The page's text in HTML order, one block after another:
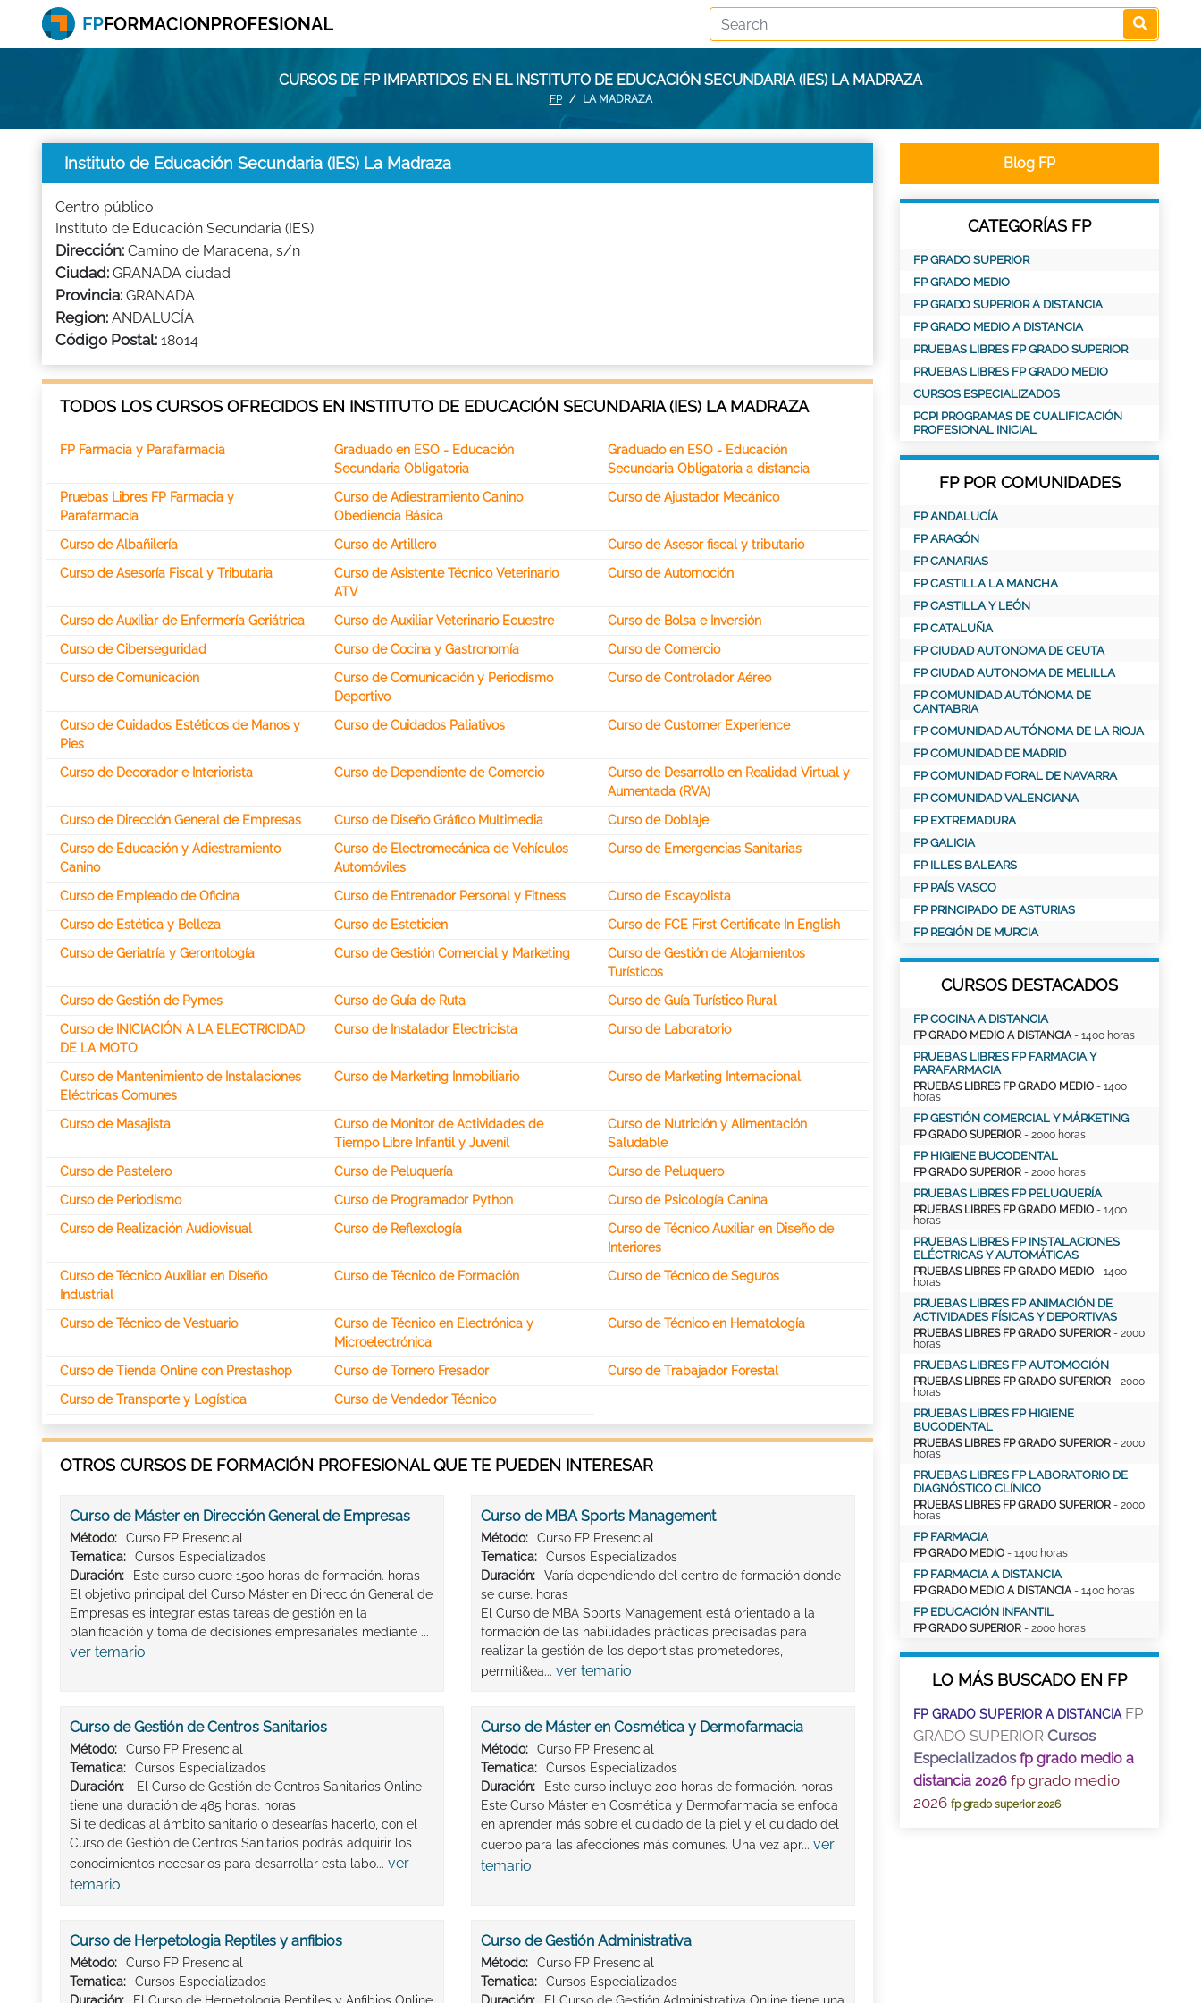
CURSOS DE FP IMPARTIDOS EN EL INSTITUTO DE EDUCACIÓN SECUNDARIA (IES) LA MADRAZA
FP LA MADRAZA
Instituto de Educación Secundaria (IES) La Madraza
Centro público
Instituto de Educación Secundaria (IES)
Dirección: Camino de Maracena, s/n
Ciudad: GRANADA ciudad
Provincia: GRANADA
Region: ANDALUCÍA
Código Postal: 18014
TODOS LOS CURSOS OFRECIDOS EN INSTITUTO DE EDUCACIÓN SECUNDARIA (IES) LA MADRAZA
FP Farmacia y Parafarmacia
Graduado en ESO - Educación
Secundaria Obligatoria
Graduado en ESO - Educación
Secundaria Obligatoria a distancia
Pruebas Libres FP Farmacia y
Parafarmacia
Curso de Adiestramiento Canino
Obediencia Básica
Curso de Ajustador Mecánico
Curso de Albañilería Curso de Artillero
Curso de Asesor fiscal y tributario
Curso de Asesoría Fiscal y Tributaria
Curso de Asistente Técnico Veterinario
ATV
Curso de Automoción
Curso de Auxiliar de Enfermería Geriátrica Curso de Auxiliar Veterinario Ecuestre
Curso de Bolsa e Inversión
Curso de Ciberseguridad
Curso de Cocina y Gastronomía
Curso de Comercio
Curso de Comunicación
Curso de Comunicación y Periodismo
Deportivo
Curso de Controlador Aéreo
Curso de Cuidados Estéticos de Manos y
Pies
Curso de Cuidados Paliativos Curso de Customer Experience
Curso de Decorador e Interiorista Curso de Dependiente de Comercio
Curso de Desarrollo en Realidad Virtual y
Aumentada (RVA)
Curso de Dirección General de Empresas
Curso de Diseño Gráfico Multimedia
Curso de Doblaje
Curso de Educación y Adiestramiento
Canino
Curso de Electromecánica de Vehículos
Automóviles
Curso de Emergencias Sanitarias
Curso de Empleado de Oficina Curso de Entrenador Personal y Fitness
Curso de Escayolista
Curso de Estética y Belleza
Curso de Esteticien
Curso de FCE First Certificate In English
Curso de Geriatría y Gerontología
Curso de Gestión Comercial y Marketing
Curso de Gestión de Alojamientos
Turísticos
Curso de Gestión de Pymes
Curso de Guía de Ruta
Curso de Guía Turístico Rural
Curso de INICIACIÓN A LA ELECTRICIDAD
DE LA MOTO
Curso de Instalador Electricista Curso de Laboratorio
Curso de Mantenimiento de Instalaciones
Eléctricas Comunes
Curso de Marketing Inmobiliario Curso de Marketing Internacional
Curso de Masajista
Curso de Monitor de Actividades de
Tiempo Libre Infantil y Juvenil
Curso de Nutrición y Alimentación
Saludable
Curso de Pastelero
Curso de Peluquería
Curso de Peluquero
Curso de Periodismo
Curso de Programador Python
Curso de Psicología Canina
Curso de Realización Audiovisual
Curso de Reflexología
Curso de Técnico Auxiliar en Diseño de
Interiores
Curso de Técnico Auxiliar en Diseño
Industrial
Curso de Técnico de Formación Curso de Técnico de Seguros
Curso de Técnico de Vestuario
Curso de Técnico en Electrónica y
Microelectrónica
Curso de Técnico en Hematología
Curso de Tienda Online con Prestashop Curso de Tornero Fresador
Curso de Trabajador Forestal
Curso de Transporte y Logística
Curso de Vendedor Técnico
OTROS CURSOS DE FORMACIÓN PROFESIONAL QUE TE PUEDEN INTERESAR
Curso de Máster en Dirección General de Empresas
Método:
Curso FP Presencial
Tematica:
Cursos Especializados
Duración:
Este curso cubre 1500 horas de formación. horas
El objetivo principal del Curso Máster en Dirección General de
Empresas es integrar estas tareas de gestión en la
planificación y toma de decisiones empresariales mediante ...
ver temario
Curso de MBA Sports Management
Método:
Curso FP Presencial
Tematica:
Cursos Especializados
Duración:
Varía dependiendo del centro de formación donde
se curse. horas
El Curso de MBA Sports Management está orientado a la
formación de las habilidades prácticas precisadas para
realizar la gestión de los deportistas prometedores,
permiti&ea... ver temario
Curso de Gestión de Centros Sanitarios
Método:
Curso FP Presencial
Tematica:
Cursos Especializados
Duración:
El Curso de Gestión de Centros Sanitarios Online
tiene una duración de 485 horas. horas
Si te dedicas al ámbito sanitario o desearías hacerlo, con el
Curso de Gestión de Centros Sanitarios podrás adquirir los
conocimientos necesarios para desarrollar esta labo... ver
temario
Curso de Máster en Cosmética y Dermofarmacia
Método:
Curso FP Presencial
Tematica:
Cursos Especializados
Duración:
Este curso incluye 200 horas de formación. horas
Este Curso Máster en Cosmética y Dermofarmacia se enfoca
en aprender más sobre el cuidado de la piel y el cuidado del
cuerpo para las afecciones más comunes. Una vez apr... ver
temario
Curso de Herpetologia Reptiles y anfibios
Método:
Curso FP Presencial
Tematica:
Cursos Especializados
Curso de Gestión Administrativa
Método:
Curso FP Presencial
Tematica:
Cursos Especializados
Blog FP
CATEGORÍAS FP
FP GRADO SUPERIOR
FP GRADO MEDIO
FP GRADO SUPERIOR A DISTANCIA
FP GRADO MEDIO A DISTANCIA
PRUEBAS LIBRES FP GRADO SUPERIOR
PRUEBAS LIBRES FP GRADO MEDIO
CURSOS ESPECIALIZADOS
PCPI PROGRAMAS DE CUALIFICACIÓN
PROFESIONAL INICIAL
FP POR COMUNIDADES
FP ANDALUCÍA
FP ARAGÓN
FP CANARIAS
FP CASTILLA LA MANCHA
FP CASTILLA Y LEÓN
FP CATALUÑA
FP CIUDAD AUTONOMA DE CEUTA
FP CIUDAD AUTONOMA DE MELILLA
FP COMUNIDAD AUTÓNOMA DE
CANTABRIA
FP COMUNIDAD AUTÓNOMA DE LA RIOJA
FP COMUNIDAD DE MADRID
FP COMUNIDAD FORAL DE NAVARRA
FP COMUNIDAD VALENCIANA
FP EXTREMADURA
FP GALICIA
FP ILLES BALEARS
FP PAÍS VASCO
FP PRINCIPADO DE ASTURIAS
FP REGIÓN DE MURCIA
CURSOS DESTACADOS
FP COCINA A DISTANCIA
FP GRADO MEDIO A DISTANCIA- 1400 horas
PRUEBAS LIBRES FP FARMACIA Y
PARAFARMACIA
PRUEBAS LIBRES FP GRADO MEDIO - 1400
horas
FP GESTIÓN COMERCIAL Y MÁRKETING
FP GRADO SUPERIOR - 2000 horas
FP HIGIENE BUCODENTAL
FP GRADO SUPERIOR - 2000 horas
PRUEBAS LIBRES FP PELUQUERÍA
PRUEBAS LIBRES FP GRADO MEDIO - 1400
horas
PRUEBAS LIBRES FP INSTALACIONES
ELÉCTRICAS Y AUTOMÁTICAS
PRUEBAS LIBRES FP GRADO MEDIO - 1400
horas
PRUEBAS LIBRES FP ANIMACIÓN DE
ACTIVIDADES FÍSICAS Y DEPORTIVAS
PRUEBAS LIBRES FP GRADO SUPERIOR - 2000
horas
PRUEBAS LIBRES FP AUTOMOCIÓN
PRUEBAS LIBRES FP GRADO SUPERIOR - 2000
horas
PRUEBAS LIBRES FP HIGIENE
BUCODENTAL
PRUEBAS LIBRES FP GRADO SUPERIOR - 2000
horas
PRUEBAS LIBRES FP LABORATORIO DE
DIAGNÓSTICO CLÍNICO
PRUEBAS LIBRES FP GRADO SUPERIOR - 2000
horas
FP FARMACIA
FP GRADO MEDIO - 1400 horas
FP FARMACIA A DISTANCIA
FP GRADO MEDIO A DISTANCIA- 1400 horas
FP EDUCACIÓN INFANTIL
FP GRADO SUPERIOR - 2000 horas
LO MÁS BUSCADO EN FP
FP GRADO SUPERIOR A DISTANCIA FP
GRADO SUPERIOR Cursos
Especializados fp grado medio a
distancia 2026 fp grado medio
2026 fp grado superior 2026